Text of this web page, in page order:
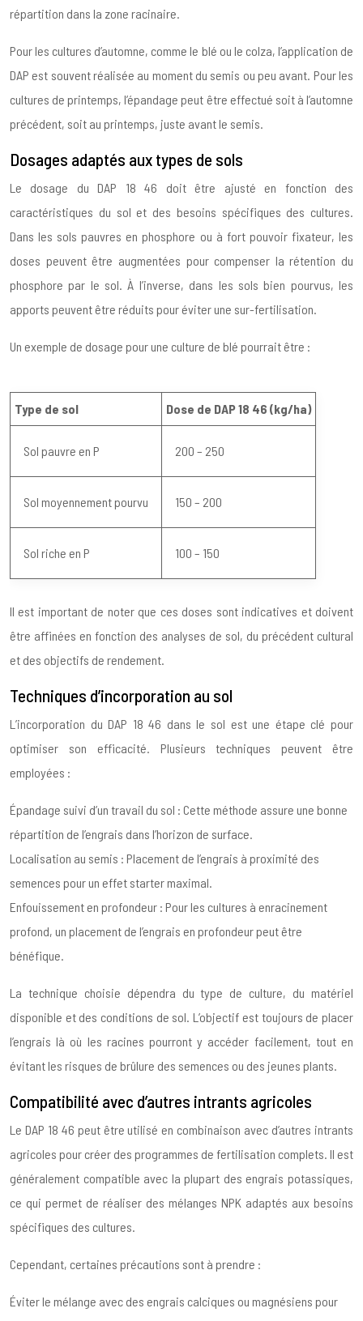
répartition dans la zone racinaire.
Pour les cultures d’automne, comme le blé ou le colza, l’application de
DAP est souvent réalisée au moment du semis ou peu avant. Pour les
cultures de printemps, l’épandage peut être effectué soit à l’automne
précédent, soit au printemps, juste avant le semis.
Dosages adaptés aux types de sols
Le dosage du DAP 18 46 doit être ajusté en fonction des
caractéristiques du sol et des besoins spécifiques des cultures.
Dans les sols pauvres en phosphore ou à fort pouvoir fixateur, les
doses peuvent être augmentées pour compenser la rétention du
phosphore par le sol. À l’inverse, dans les sols bien pourvus, les
apports peuvent être réduits pour éviter une sur-fertilisation.
Un exemple de dosage pour une culture de blé pourrait être :
Type de sol Dose de DAP 18 46 (kg/ha)
Sol pauvre en P 200 – 250
Sol moyennement pourvu 150 – 200
Sol riche en P 100 – 150
Il est important de noter que ces doses sont indicatives et doivent
être affinées en fonction des analyses de sol, du précédent cultural
et des objectifs de rendement.
Techniques d’incorporation au sol
L’incorporation du DAP 18 46 dans le sol est une étape clé pour
optimiser son efficacité. Plusieurs techniques peuvent être
employées :
Épandage suivi d’un travail du sol : Cette méthode assure une bonne
répartition de l’engrais dans l’horizon de surface.
Localisation au semis : Placement de l’engrais à proximité des
semences pour un effet starter maximal.
Enfouissement en profondeur : Pour les cultures à enracinement
profond, un placement de l’engrais en profondeur peut être
bénéfique.
La technique choisie dépendra du type de culture, du matériel
disponible et des conditions de sol. L’objectif est toujours de placer
l’engrais là où les racines pourront y accéder facilement, tout en
évitant les risques de brûlure des semences ou des jeunes plants.
Compatibilité avec d’autres intrants agricoles
Le DAP 18 46 peut être utilisé en combinaison avec d’autres intrants
agricoles pour créer des programmes de fertilisation complets. Il est
généralement compatible avec la plupart des engrais potassiques,
ce qui permet de réaliser des mélanges NPK adaptés aux besoins
spécifiques des cultures.
Cependant, certaines précautions sont à prendre :
Éviter le mélange avec des engrais calciques ou magnésiens pour